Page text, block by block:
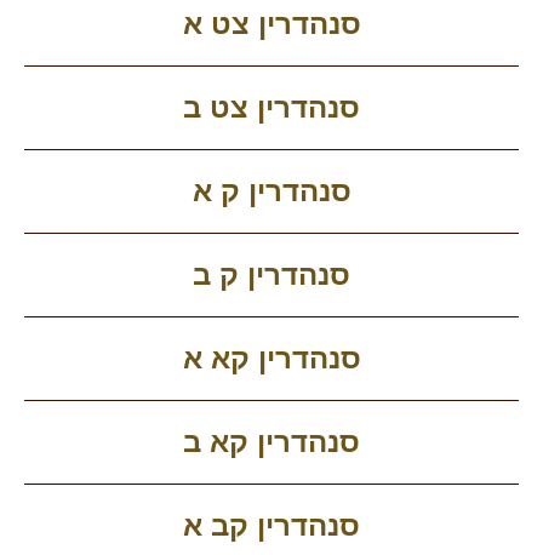
סנהדרין צט א
סנהדרין צט ב
סנהדרין ק א
סנהדרין ק ב
סנהדרין קא א
סנהדרין קא ב
סנהדרין קב א